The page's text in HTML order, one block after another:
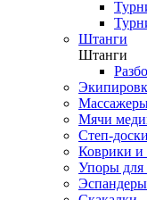
Штанги
Штанги
Мячи
Степ-доски
Коврики и
Упоры
Эспандеры